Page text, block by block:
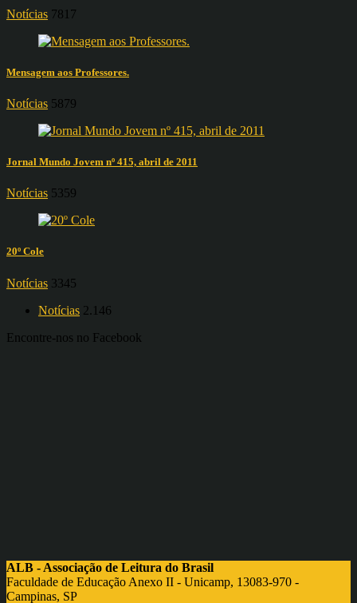
Notícias 7817
Mensagem aos Professores.
Notícias 5879
Jornal Mundo Jovem nº 415, abril de 2011
Notícias 5359
20º Cole
Notícias 3345
Notícias 2.146
Encontre-nos no Facebook
ALB - Associação de Leitura do Brasil
Faculdade de Educação Anexo II - Unicamp, 13083-970 -
Campinas, SP